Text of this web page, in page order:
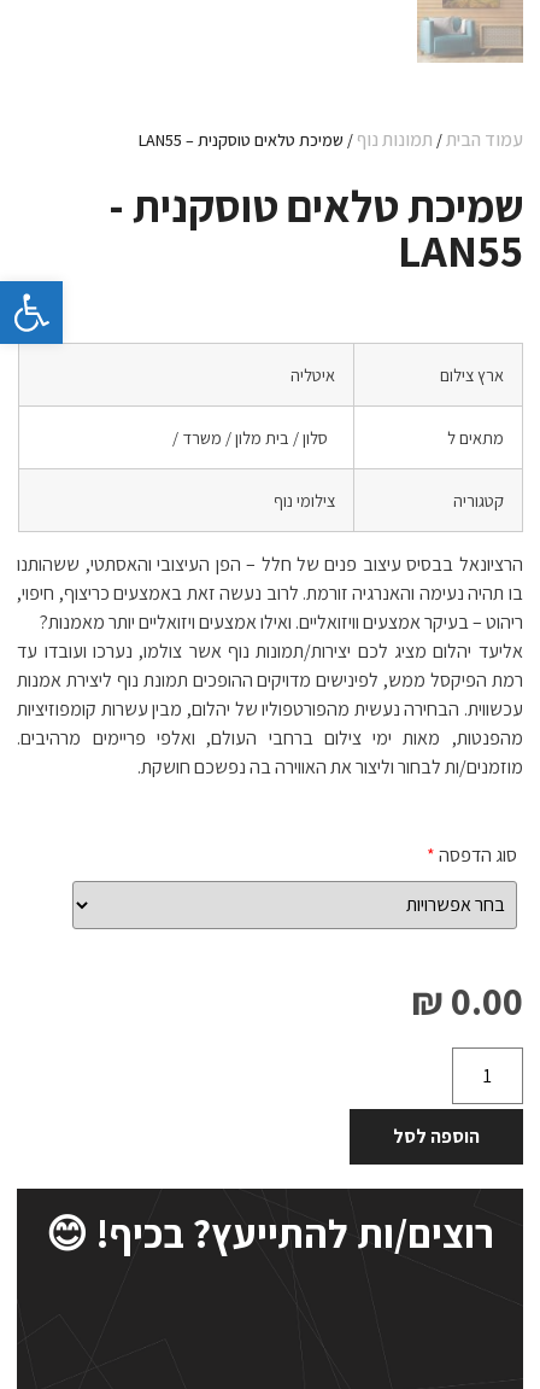
עמוד הבית/ תמונות נוף / שמיכת טלאים טוסקנית – LAN55
שמיכת טלאים טוסקנית -
LAN55
ארץ צילום איטליה
מתאים ל סלון / בית מלון / משרד /
קטגוריה צילומי נוף
הרציונאל בבסיס עיצוב פנים של חלל – הפן העיצובי והאסתטי, ששהותנו
בו תהיה נעימה והאנרגיה זורמת. לרוב נעשה זאת באמצעים כריצוף, חיפוי,
ריהוט – בעיקר אמצעים וויזואליים. ואילו אמצעים ויזואליים יותר מאמנות?
אליעד יהלום מציג לכם יצירות/תמונות נוף אשר צולמו, נערכו ועובדו עד
רמת הפיקסל ממש, לפינישים מדויקים ההופכים תמונת נוף ליצירת אמנות
עכשווית. הבחירה נעשית מהפורטפוליו של יהלום, מבין עשרות קומפוזיציות
מהפנטות, מאות ימי צילום ברחבי העולם, ואלפי פריימים מרהיבים.
מוזמנים/ות לבחור וליצור את האווירה בה נפשכם חושקת.
סוג הדפסה*
0.00 ₪
הוספה לסל
רוצים/ות להתייעץ? בכיף! 😊